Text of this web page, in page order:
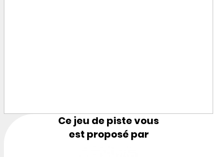
Ce jeu de piste vous
est proposé par